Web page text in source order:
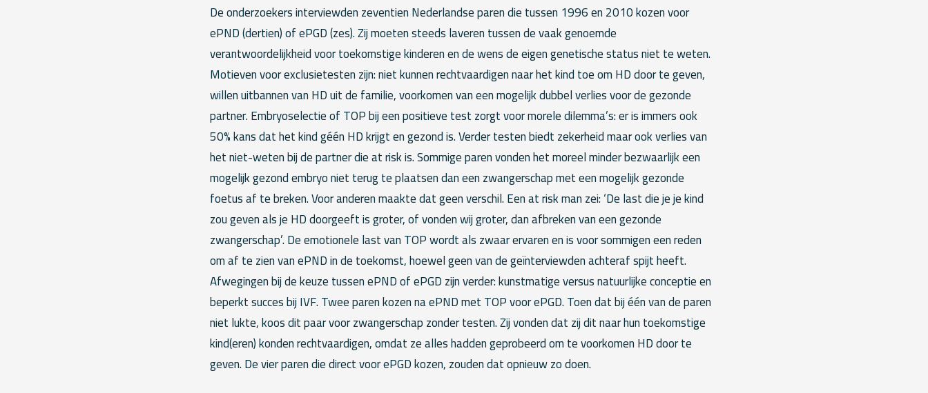
De onderzoekers interviewden zeventien Nederlandse paren die tussen 1996 en 2010 kozen voor
ePND (dertien) of ePGD (zes). Zij moeten steeds laveren tussen de vaak genoemde
verantwoordelijkheid voor toekomstige kinderen en de wens de eigen genetische status niet te weten.
Motieven voor exclusietesten zijn: niet kunnen rechtvaardigen naar het kind toe om HD door te geven,
willen uitbannen van HD uit de familie, voorkomen van een mogelijk dubbel verlies voor de gezonde
partner. Embryoselectie of TOP bij een positieve test zorgt voor morele dilemma’s: er is immers ook
50% kans dat het kind géén HD krijgt en gezond is. Verder testen biedt zekerheid maar ook verlies van
het niet-weten bij de partner die at risk is. Sommige paren vonden het moreel minder bezwaarlijk een
mogelijk gezond embryo niet terug te plaatsen dan een zwangerschap met een mogelijk gezonde
foetus af te breken. Voor anderen maakte dat geen verschil. Een at risk man zei: ‘De last die je je kind
zou geven als je HD doorgeeft is groter, of vonden wij groter, dan afbreken van een gezonde
zwangerschap’. De emotionele last van TOP wordt als zwaar ervaren en is voor sommigen een reden
om af te zien van ePND in de toekomst, hoewel geen van de geïnterviewden achteraf spijt heeft.
Afwegingen bij de keuze tussen ePND of ePGD zijn verder: kunstmatige versus natuurlijke conceptie en
beperkt succes bij IVF. Twee paren kozen na ePND met TOP voor ePGD. Toen dat bij één van de paren
niet lukte, koos dit paar voor zwangerschap zonder testen. Zij vonden dat zij dit naar hun toekomstige
kind(eren) konden rechtvaardigen, omdat ze alles hadden geprobeerd om te voorkomen HD door te
geven. De vier paren die direct voor ePGD kozen, zouden dat opnieuw zo doen.